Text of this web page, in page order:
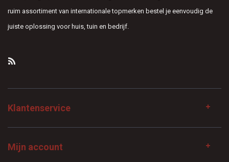
ruim assortiment van internationale topmerken bestel je eenvoudig de
juiste oplossing voor huis, tuin en bedrijf.
Klantenservice
Mijn account